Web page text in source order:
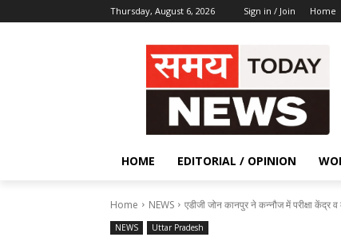
Thursday, August 6, 2026 Sign in / Join Home
HOME EDITORIAL / OPINION
Home NEWS एडीजी जोन कानपुर ने कन्नौज में परीक्षा केंद्र
NEWS Uttar Pradesh